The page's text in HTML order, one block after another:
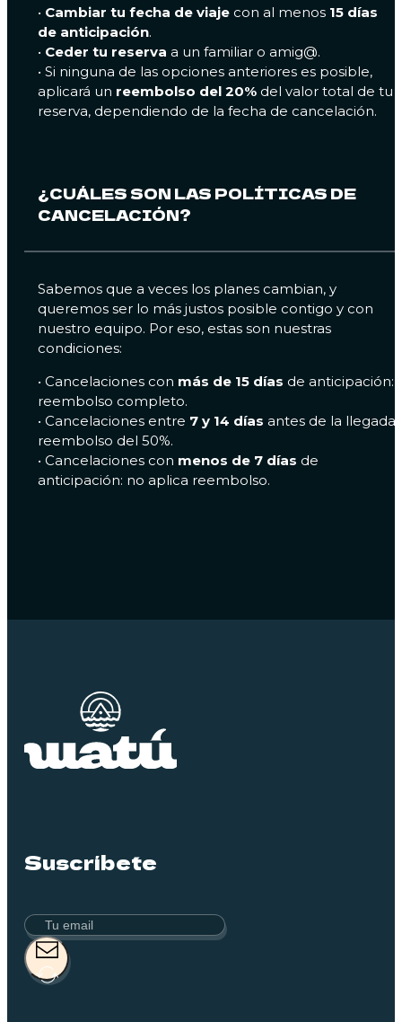
• Cambiar tu fecha de viaje con al menos 15 días
de anticipación.
• Ceder tu reserva a un familiar o amig@.
• Si ninguna de las opciones anteriores es posible,
aplicará un reembolso del 20% del valor total de tu
reserva, dependiendo de la fecha de cancelación.
¿CUÁLES SON LAS POLÍTICAS DE
CANCELACIÓN?
Sabemos que a veces los planes cambian, y
queremos ser lo más justos posible contigo y con
nuestro equipo. Por eso, estas son nuestras
condiciones:
•⁠ ⁠Cancelaciones con más de 15 días de anticipación:
reembolso completo.
•⁠ ⁠Cancelaciones entre 7 y 14 días antes de la llegada:
reembolso del 50%.
•⁠ ⁠Cancelaciones con menos de 7 días de
anticipación: no aplica reembolso.
Suscríbete